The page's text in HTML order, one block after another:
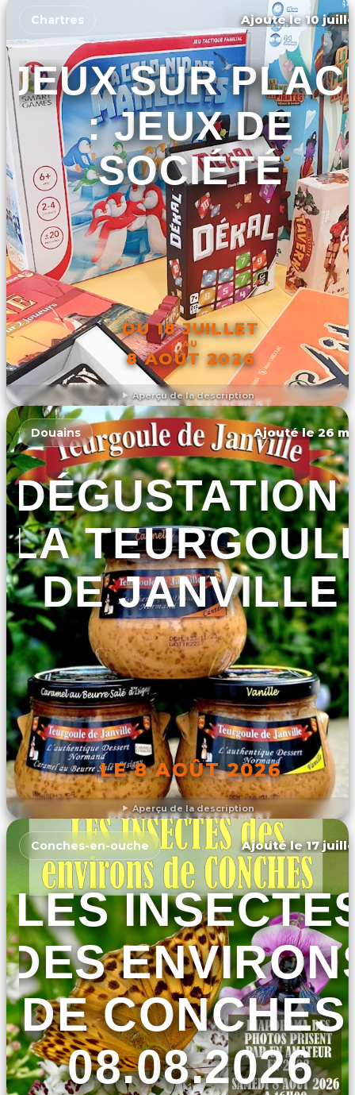
Aperçu de la description
Chartres Ajouté le 10
JEUX SUR
: JEUX DE
SOCIÉTÉ
DU 18 JUILLET
AU
8 AOÛT 2026
DÉCOUVRIR L'ÉVÉNEMENT
Aperçu de la description
Douains Ajouté le 26
DÉGUSTATION
LA
DE JANVILLE
LE 8 AOÛT 2026
DÉCOUVRIR L'ÉVÉNEMENT
Conches-en-ouche Ajouté le 17
LES
DES
DE
08.08.2026